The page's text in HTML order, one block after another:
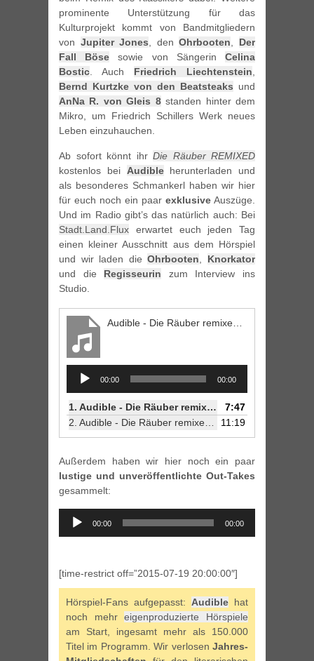
prominente Unterstützung für das
Kulturprojekt kommt von Bandmitgliedern
von Jupiter Jones, denOhrbooten, Der
Fall Böse sowie von SängerinCelina
Bostic. Auch Friedrich Liechtenstein,
Bernd Kurtzke von den Beatsteaks und
AnNa R. von Gleis 8standen hinter dem
Mikro, um Friedrich Schillers Werk neues
Leben einzuhauchen.
Ab sofort könnt ihr Die Räuber REMIXED
kostenlos bei Audibleherunterladen und
als besonderes Schmankerl haben wir hier
für euch noch ein paar exklusive Auszüge.
Und im Radio gibt’s das natürlich auch: Bei
Stadt.Land.Flux erwartet euch jeden Tag
einen kleiner Ausschnitt aus dem Hörspiel
und wir laden dieOhrbooten, Knorkator
und die Regisseurin zum Interview ins
Studio.
Audible - Die Räuber remixed - 1. Szene
Audio
Player
00:00 00:00
1. Audible - Die Räuber remixed - 1. Szene
7:47
2. Audible - Die Räuber remixed - 2. Szene 11:19
Außerdem haben wir hier noch ein paar
lustige und unveröffentlichte Out-Takes
gesammelt:
Audio
Player
00:00 00:00
[time-restrict off=”2015-07-19 20:00:00″]
Hörspiel-Fans aufgepasst: Audible hat
noch mehreigenproduzierte Hörspiele
am Start, ingesamt mehr als 150.000
Titel im Programm. Wir verlosen Jahres-